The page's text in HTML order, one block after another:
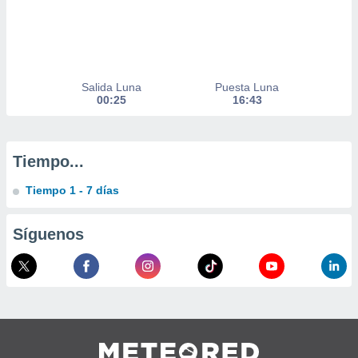
de
o acceder
datos
perfiles
Salida Luna
00:25
Puesta Luna
16:43
Tiempo...
Tiempo 1 - 7 días
Síguenos